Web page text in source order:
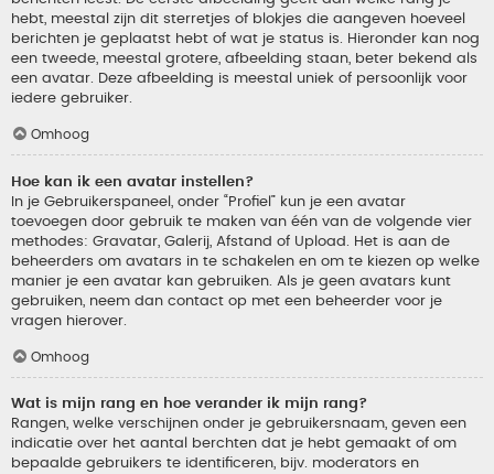
hebt, meestal zijn dit sterretjes of blokjes die aangeven hoeveel
berichten je geplaatst hebt of wat je status is. Hieronder kan nog
een tweede, meestal grotere, afbeelding staan, beter bekend als
een avatar. Deze afbeelding is meestal uniek of persoonlijk voor
iedere gebruiker.
Omhoog
Hoe kan ik een avatar instellen?
In je Gebruikerspaneel, onder “Profiel” kun je een avatar
toevoegen door gebruik te maken van één van de volgende vier
methodes: Gravatar, Galerij, Afstand of Upload. Het is aan de
beheerders om avatars in te schakelen en om te kiezen op welke
manier je een avatar kan gebruiken. Als je geen avatars kunt
gebruiken, neem dan contact op met een beheerder voor je
vragen hierover.
Omhoog
Wat is mijn rang en hoe verander ik mijn rang?
Rangen, welke verschijnen onder je gebruikersnaam, geven een
indicatie over het aantal berchten dat je hebt gemaakt of om
bepaalde gebruikers te identificeren, bijv. moderators en